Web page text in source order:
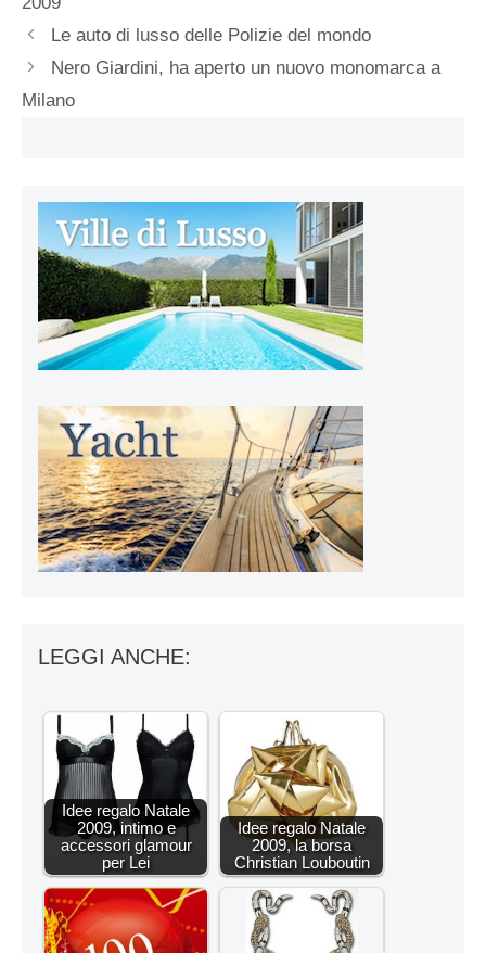
Le auto di lusso delle Polizie del mondo
Nero Giardini, ha aperto un nuovo monomarca a
Milano
LEGGI ANCHE:
Idee regalo Natale
2009, intimo e
accessori glamour
per Lei
Idee regalo Natale
2009, la borsa
Christian Louboutin